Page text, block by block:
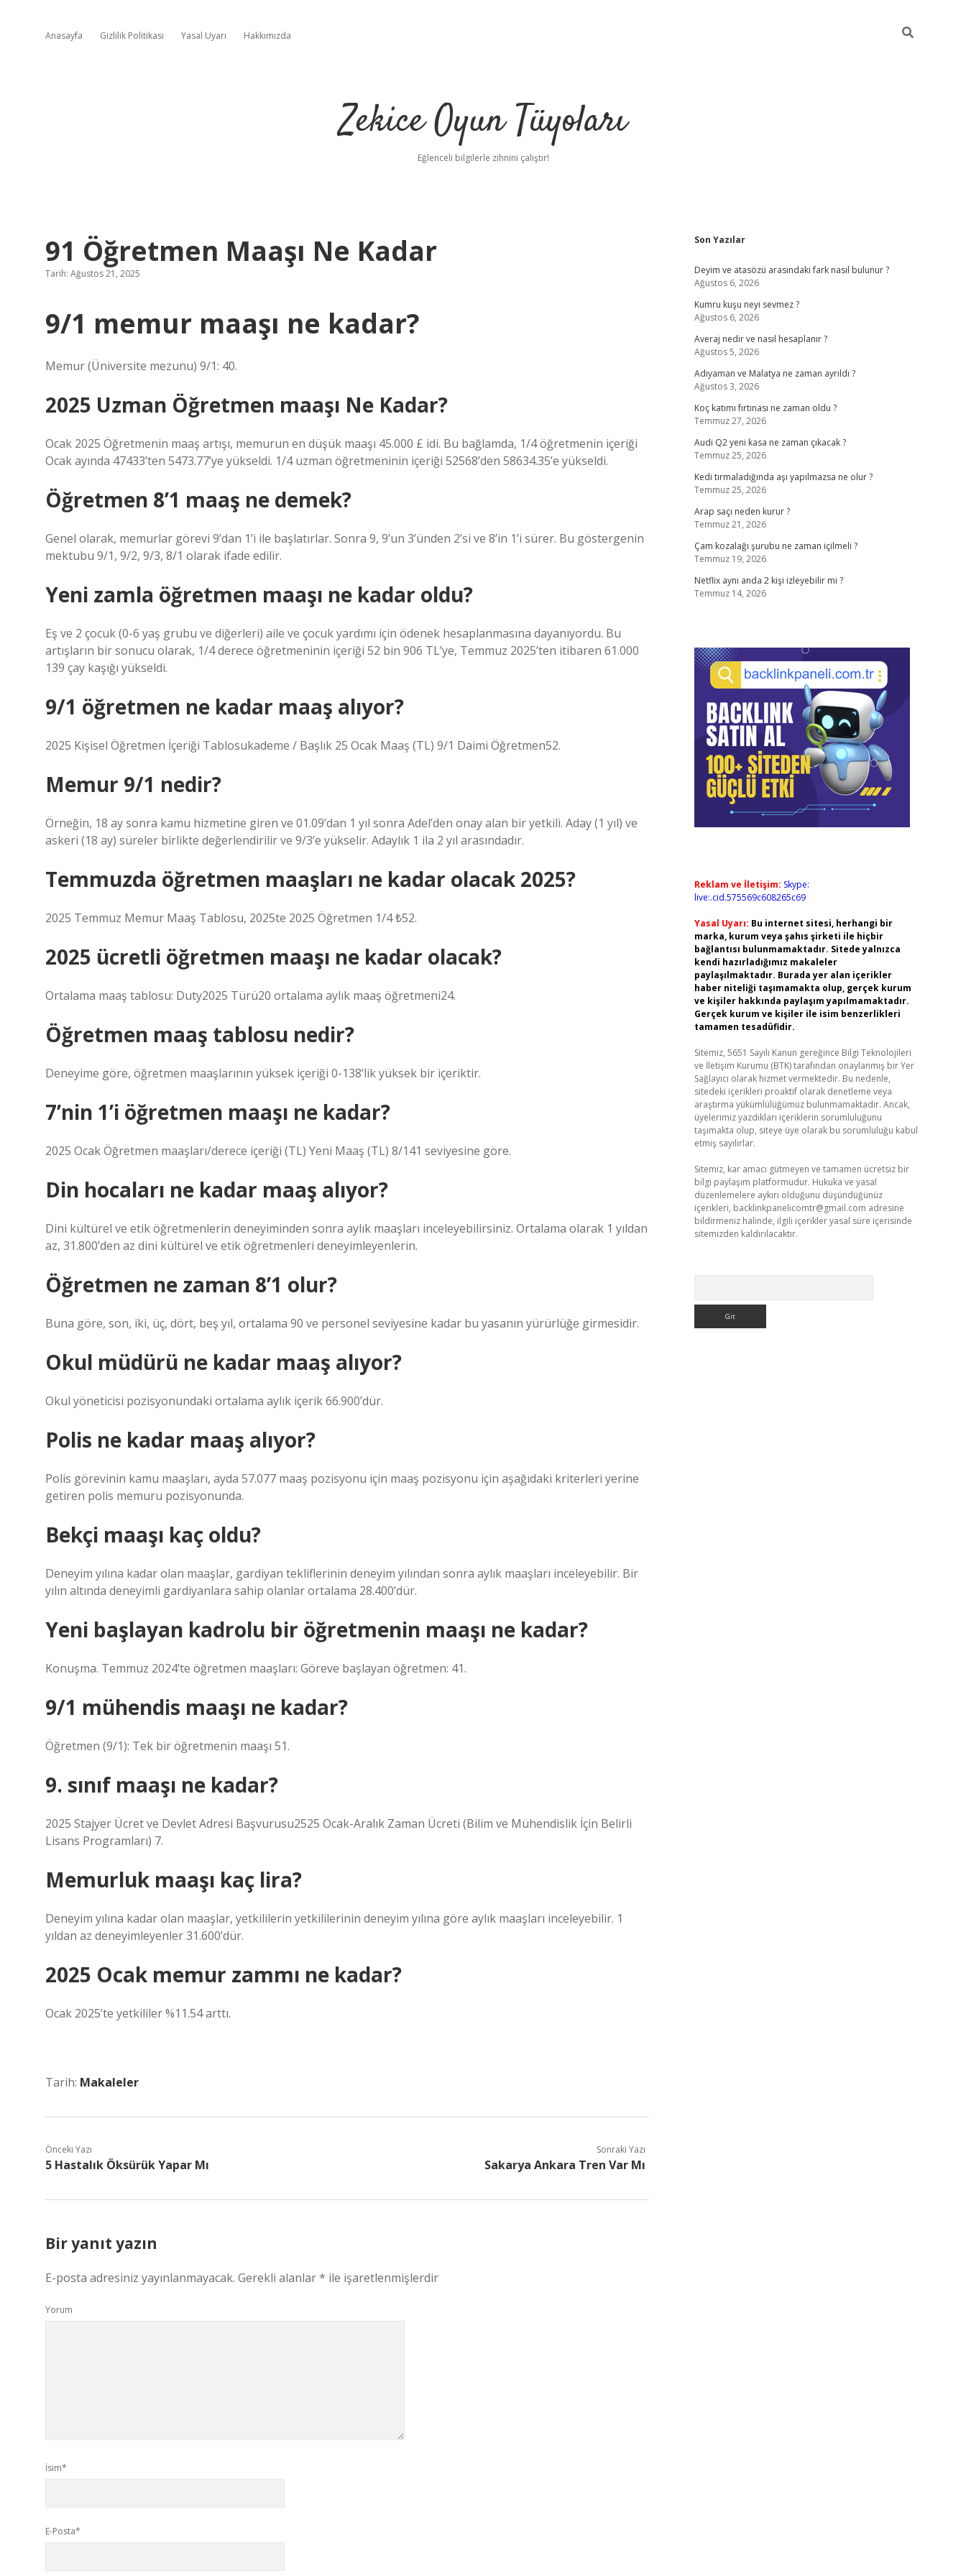
Anasayfa Gizlilik Politikası Yasal Uyarı Hakkımızda
Zekice Oyun Tüyoları
Eğlenceli bilgilerle zihnini çalıştır!
91 Öğretmen Maaşı Ne Kadar
Tarih: Ağustos 21, 2025
9/1 memur maaşı ne kadar?
Memur (Üniversite mezunu) 9/1: 40.
2025 Uzman Öğretmen maaşı Ne Kadar?
Ocak 2025 Öğretmenin maaş artışı, memurun en düşük maaşı 45.000 £ idi. Bu bağlamda, 1/4 öğretmenin içeriği
Ocak ayında 47433’ten 5473.77’ye yükseldi. 1/4 uzman öğretmeninin içeriği 52568’den 58634.35’e yükseldi.
Öğretmen 8’1 maaş ne demek?
Genel olarak, memurlar görevi 9’dan 1’i ile başlatırlar. Sonra 9, 9’un 3’ünden 2’si ve 8’in 1’i sürer. Bu göstergenin
mektubu 9/1, 9/2, 9/3, 8/1 olarak ifade edilir.
Yeni zamla öğretmen maaşı ne kadar oldu?
Eş ve 2 çocuk (0-6 yaş grubu ve diğerleri) aile ve çocuk yardımı için ödenek hesaplanmasına dayanıyordu. Bu
artışların bir sonucu olarak, 1/4 derece öğretmeninin içeriği 52 bin 906 TL’ye, Temmuz 2025’ten itibaren 61.000
139 çay kaşığı yükseldi.
9/1 öğretmen ne kadar maaş alıyor?
2025 Kişisel Öğretmen İçeriği Tablosukademe / Başlık 25 Ocak Maaş (TL) 9/1 Daimi Öğretmen52.
Memur 9/1 nedir?
Örneğin, 18 ay sonra kamu hizmetine giren ve 01.09’dan 1 yıl sonra Adel’den onay alan bir yetkili. Aday (1 yıl) ve
askeri (18 ay) süreler birlikte değerlendirilir ve 9/3’e yükselir. Adaylık 1 ila 2 yıl arasındadır.
Temmuzda öğretmen maaşları ne kadar olacak 2025?
2025 Temmuz Memur Maaş Tablosu, 2025te 2025 Öğretmen 1/4 ₺52.
2025 ücretli öğretmen maaşı ne kadar olacak?
Ortalama maaş tablosu: Duty2025 Türü20 ortalama aylık maaş öğretmeni24.
Öğretmen maaş tablosu nedir?
Deneyime göre, öğretmen maaşlarının yüksek içeriği 0-138’lik yüksek bir içeriktir.
7’nin 1’i öğretmen maaşı ne kadar?
2025 Ocak Öğretmen maaşları/derece içeriği (TL) Yeni Maaş (TL) 8/141 seviyesine göre.
Din hocaları ne kadar maaş alıyor?
Dini kültürel ve etik öğretmenlerin deneyiminden sonra aylık maaşları inceleyebilirsiniz. Ortalama olarak 1 yıldan
az, 31.800’den az dini kültürel ve etik öğretmenleri deneyimleyenlerin.
Öğretmen ne zaman 8’1 olur?
Buna göre, son, iki, üç, dört, beş yıl, ortalama 90 ve personel seviyesine kadar bu yasanın yürürlüğe girmesidir.
Okul müdürü ne kadar maaş alıyor?
Okul yöneticisi pozisyonundaki ortalama aylık içerik 66.900’dür.
Polis ne kadar maaş alıyor?
Polis görevinin kamu maaşları, ayda 57.077 maaş pozisyonu için maaş pozisyonu için aşağıdaki kriterleri yerine
getiren polis memuru pozisyonunda.
Bekçi maaşı kaç oldu?
Deneyim yılına kadar olan maaşlar, gardiyan tekliflerinin deneyim yılından sonra aylık maaşları inceleyebilir. Bir
yılın altında deneyimli gardiyanlara sahip olanlar ortalama 28.400’dür.
Yeni başlayan kadrolu bir öğretmenin maaşı ne kadar?
Konuşma. Temmuz 2024’te öğretmen maaşları: Göreve başlayan öğretmen: 41.
9/1 mühendis maaşı ne kadar?
Öğretmen (9/1): Tek bir öğretmenin maaşı 51.
9. sınıf maaşı ne kadar?
2025 Stajyer Ücret ve Devlet Adresi Başvurusu2525 Ocak-Aralık Zaman Ücreti (Bilim ve Mühendislik İçin Belirli
Lisans Programları) 7.
Memurluk maaşı kaç lira?
Deneyim yılına kadar olan maaşlar, yetkililerin yetkililerinin deneyim yılına göre aylık maaşları inceleyebilir. 1
yıldan az deneyimleyenler 31.600’dür.
2025 Ocak memur zammı ne kadar?
Ocak 2025’te yetkililer %11.54 arttı.
Tarih: Makaleler
Önceki Yazı
5 Hastalık Öksürük Yapar Mı
Sonraki Yazı
Sakarya Ankara Tren Var Mı
Bir yanıt yazın
E-posta adresiniz yayınlanmayacak. Gerekli alanlar* ile işaretlenmişlerdir
Yorum
İsim*
E-Posta*
Sidebar
Son Yazılar
Deyim ve atasözü arasındaki fark nasıl bulunur ?
Ağustos 6, 2026
Kumru kuşu neyi sevmez ?
Ağustos 6, 2026
Averaj nedir ve nasıl hesaplanır ?
Ağustos 5, 2026
Adıyaman ve Malatya ne zaman ayrıldı ?
Ağustos 3, 2026
Koç katımı fırtınası ne zaman oldu ?
Temmuz 27, 2026
Audi Q2 yeni kasa ne zaman çıkacak ?
Temmuz 25, 2026
Kedi tırmaladığında aşı yapılmazsa ne olur ?
Temmuz 25, 2026
Arap saçı neden kurur ?
Temmuz 21, 2026
Çam kozalağı şurubu ne zaman içilmeli ?
Temmuz 19, 2026
Netflix aynı anda 2 kişi izleyebilir mi ?
Temmuz 14, 2026
Reklam ve İletişim: Skype:
live:.cid.575569c608265c69
Yasal Uyarı: Bu internet sitesi, herhangi bir
marka, kurum veya şahıs şirketi ile hiçbir
bağlantısı bulunmamaktadır. Sitede yalnızca
kendi hazırladığımız makaleler
paylaşılmaktadır. Burada yer alan içerikler
haber niteliği taşımamakta olup, gerçek kurum
ve kişiler hakkında paylaşım yapılmamaktadır.
Gerçek kurum ve kişiler ile isim benzerlikleri
tamamen tesadüfidir.
Sitemiz, 5651 Sayılı Kanun gereğince Bilgi Teknolojileri
ve İletişim Kurumu (BTK) tarafından onaylanmış bir Yer
Sağlayıcı olarak hizmet vermektedir. Bu nedenle,
sitedeki içerikleri proaktif olarak denetleme veya
araştırma yükümlülüğümüz bulunmamaktadır. Ancak,
üyelerimiz yazdıkları içeriklerin sorumluluğunu
taşımakta olup, siteye üye olarak bu sorumluluğu kabul
etmiş sayılırlar.
Sitemiz, kar amacı gütmeyen ve tamamen ücretsiz bir
bilgi paylaşım platformudur. Hukuka ve yasal
düzenlemelere aykırı olduğunu düşündüğünüz
içerikleri, backlinkpanelicomtr@gmail.com adresine
bildirmeniz halinde, ilgili içerikler yasal süre içerisinde
sitemizden kaldırılacaktır.
vdcasino sitesigrandoperabet giriş